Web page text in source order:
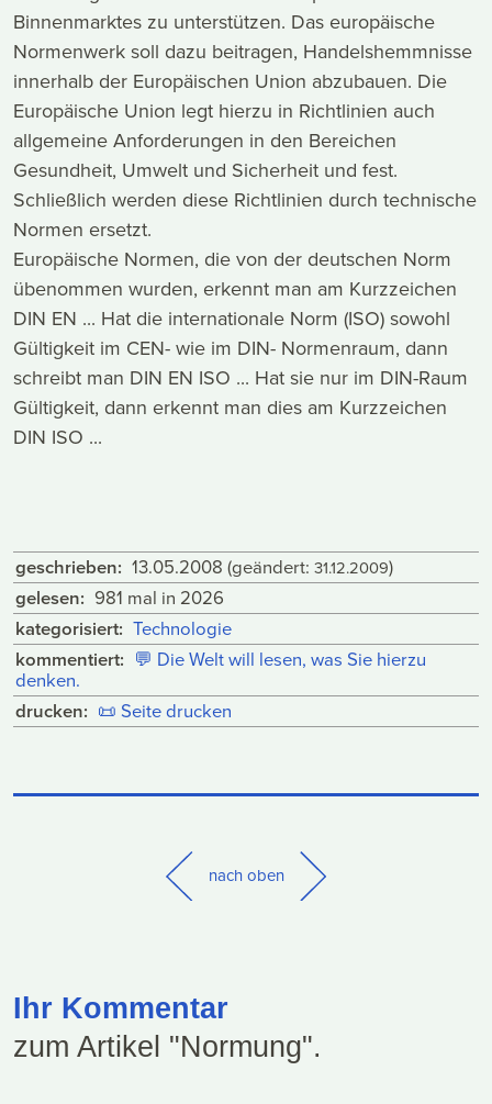
Binnenmarktes zu unterstützen. Das europäische
Normenwerk soll dazu beitragen, Handelshemmnisse
innerhalb der Europäischen Union abzubauen. Die
Europäische Union legt hierzu in Richtlinien auch
allgemeine Anforderungen in den Bereichen
Gesundheit, Umwelt und Sicherheit und fest.
Schließlich werden diese Richtlinien durch technische
Normen ersetzt.
Europäische Normen, die von der deutschen Norm
übenommen wurden, erkennt man am Kurzzeichen
DIN EN ... Hat die internationale Norm (ISO) sowohl
Gültigkeit im CEN- wie im DIN- Normenraum, dann
schreibt man DIN EN ISO ... Hat sie nur im DIN-Raum
Gültigkeit, dann erkennt man dies am Kurzzeichen
DIN ISO ...
geschrieben: 13.05.2008 (geändert: 31.12.2009)
gelesen: 981 mal in 2026
kategorisiert: Technologie
kommentiert: 💬 Die Welt will lesen, was Sie hierzu
denken.
drucken: 📜 Seite drucken
nach oben
Ihr Kommentar
zum Artikel "Normung".